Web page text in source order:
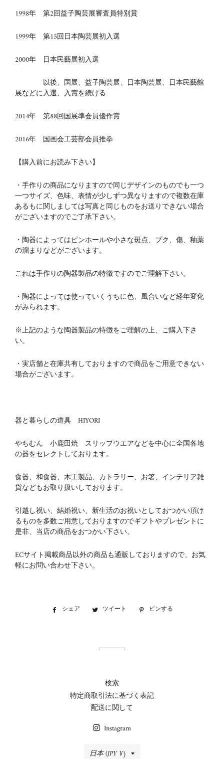
1998年 第2回益子陶芸展審査員特別賞
1999年 第15回日本陶芸展初入選
2000年 日本民藝展初入選
以後、国展、益子陶芸展、日本陶芸展、日本民藝館
展などに入選、入賞を続ける
2014年 第88回国展準会員優作賞
2016年 国画会工芸部会員推拳
【購入前にお読み下さい】
・手作りの商品になりますので同じデザインのものでも一つ
一つサイズ、色味、表情が少しずつ異なりますので複数在庫
あるもに関しましては写真と同じものをお送りできない場合
がございますのでご了承下さい。
・陶器によってはピンホールや小さな斑点、ブク、傷、釉薬
の溜まりなどがございます。
これは手作りの陶器製品の特徴ですのでご理解下さい。
・陶器によっては使っていくうちに色、風合いなど経年変化
がみられます。
※上記のような陶器製品の特徴をご理解の上、ご購入下さ
い。
・実店舗と在庫共有しておりますので商品をご用意できない
場合がございます。
器と暮らしの道具 HIYORI
やちむん 小鹿田焼 スリップウエアなどを中心に全国各地
の器をセレクトしております。
食器、和食器、木工製品、カトラリー、お箸、インテリア雑
貨などもお取り扱いしております。
引越し祝い、結婚祝い、新生活のお祝いとしておつかい頂け
るものを多数ご用意しておりますのでギフトやプレゼントに
是非、当店の商品をおつかい下さい。
ECサイト掲載商品以外の商品も通販しておりますので、お気
軽にお問い合わせ下さい。
シェア
Facebookツイート
Twitter ピンする
検索
特定商取引法に基づく表記
配送に関して
Instagram
国/
日本 (JPY ¥)